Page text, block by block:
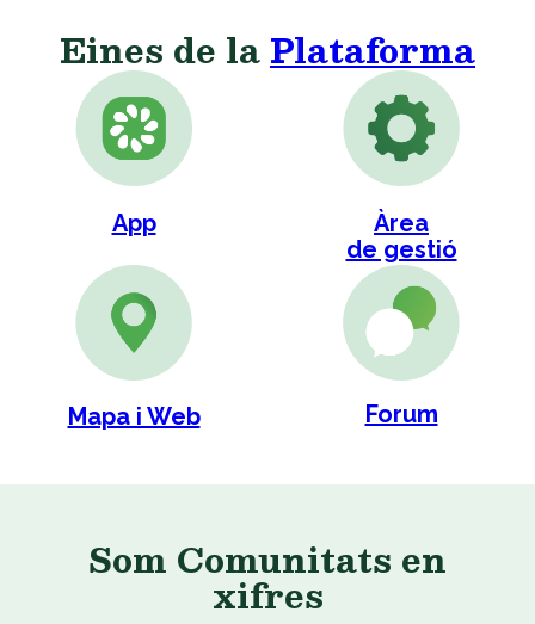
Eines de laPlataforma
App
Àrea
de gestió
Mapa i Web Forum
Som Comunitats en
xifres